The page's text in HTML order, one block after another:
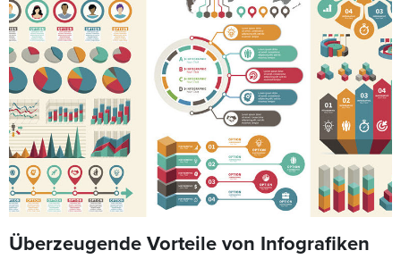
Überzeugende Vorteile von Infografiken